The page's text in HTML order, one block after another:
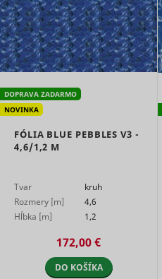
__rtbh.uid
__Secure-ROLLOUT_TOKEN
__Secure-YEC
DOPRAVA ZADARMO
NOVINKA
FÓLIA BLUE PEBBLES V3 -
4,6/1,2 M
Tvar
kruh
Rozmery [m]
4,6
Hĺbka [m]
1,2
172,00 €
DO KOŠÍKA